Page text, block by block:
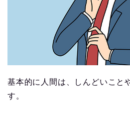
基本的に人間は、しんどいこと
す。